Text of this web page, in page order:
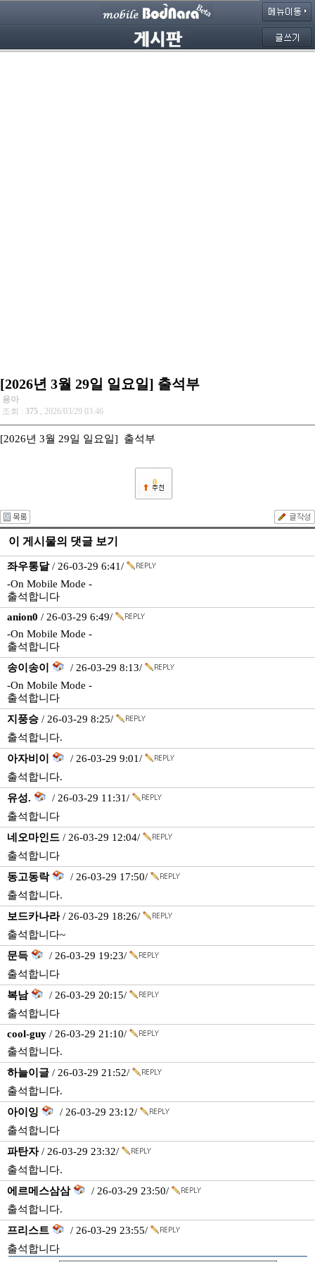
[2026년 3월 29일 일요일] 출석부
용아
조회 : 375 , 2026/03/29 03:46
[2026년 3월 29일 일요일] 출석부
0
이 게시물의 댓글 보기
좌우통달/ 26-03-29 6:41/
-On Mobile Mode -
출석합니다
anion0 / 26-03-29 6:49/
-On Mobile Mode -
출석합니다
송이송이
/ 26-03-29 8:13/
-On Mobile Mode -
출석합니다
지풍승 / 26-03-29 8:25/
출석합니다.
아자비이
/ 26-03-29 9:01/
출석합니다.
유성.
/ 26-03-29 11:31/
출석합니다
네오마인드 / 26-03-29 12:04/
출석합니다
동고동락
/ 26-03-29 17:50/
출석합니다.
보드카나라/ 26-03-29 18:26/
출석합니다~
문득
/ 26-03-29 19:23/
출석합니다
복남
/ 26-03-29 20:15/
출석합니다
cool-guy / 26-03-29 21:10/
출석합니다.
하늘이글 / 26-03-29 21:52/
출석합니다.
아이잉
/ 26-03-29 23:12/
출석합니다
파탄자/ 26-03-29 23:32/
출석합니다.
에르메스삼삼
/ 26-03-29 23:50/
출석합니다.
프리스트
/ 26-03-29 23:55/
출석합니다